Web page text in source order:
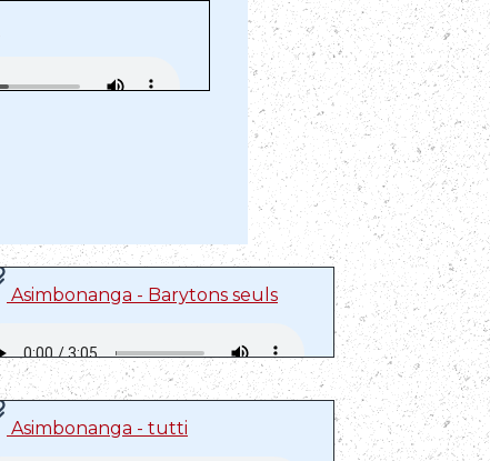
Asimbonanga - Barytons seuls
Asimbonanga - tutti